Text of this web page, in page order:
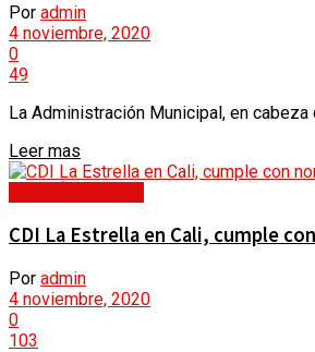
Por admin
4 noviembre, 2020
0
49
La Administración Municipal, en
Leer mas
CDI La Estrella en Cali, cumple
Por admin
4 noviembre, 2020
0
103